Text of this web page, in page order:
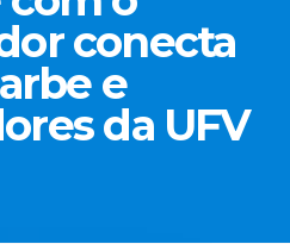
conecta
e
da UFV